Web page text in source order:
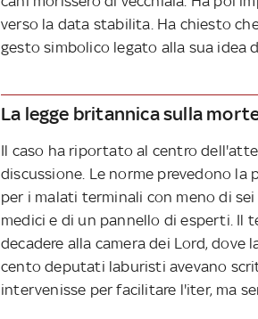
verso la data stabilita. Ha chiesto
gesto simbolico legato alla sua idea
La legge britannica sulla
Il caso ha riportato al centro
discussione. Le norme prevedono
per i malati terminali con meno di
medici e di un pannello di esperti. Il
decadere alla camera dei Lord, dove
cento deputati laburisti avevano
intervenisse per facilitare l'iter, ma